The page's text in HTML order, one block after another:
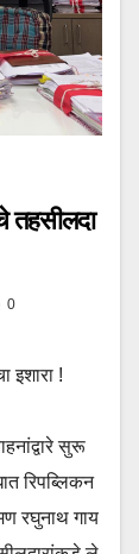
तहसीलदा
0
इशारा !
सुरू
रिपब्लिकन
रघुनाथ गाय